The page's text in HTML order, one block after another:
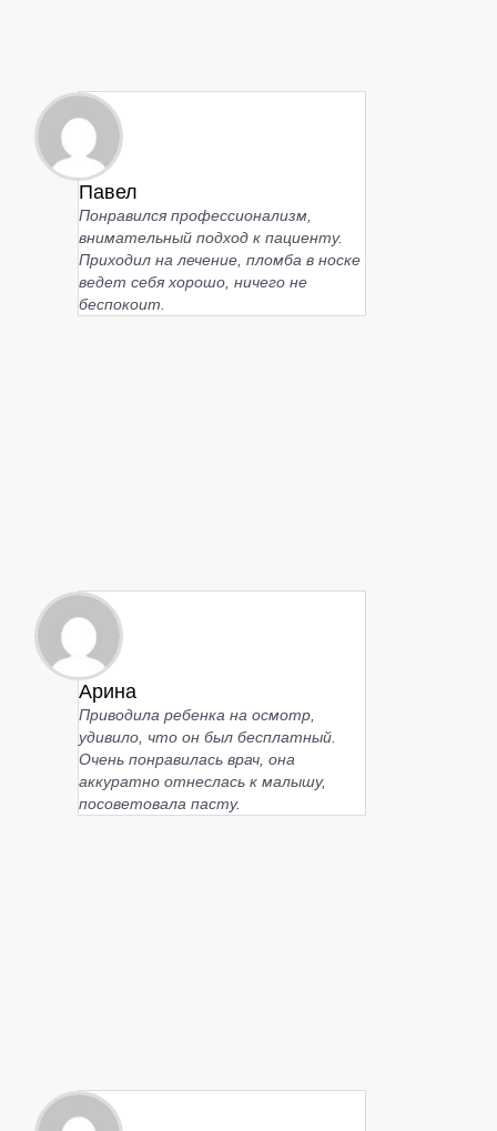
Павел
Понравился профессионализм,
внимательный подход к пациенту.
Приходил на лечение, пломба в носке
ведет себя хорошо, ничего не
беспокоит.
Арина
Приводила ребенка на осмотр,
удивило, что он был бесплатный.
Очень понравилась врач, она
аккуратно отнеслась к малышу,
посоветовала пасту.